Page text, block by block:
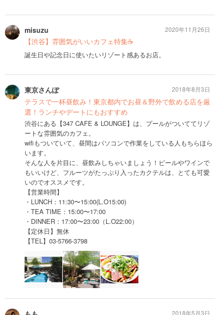
misuzu
【渋谷】雰囲気がいいカフェ特集☕️
誕生日や記念日に使いたいリゾート感あるお店。
2020年11月26日
東京さんぽ
テラスで一杯昼飲み！東京都内でお昼＆野外で飲める店を厳
選！ランチやデートにもおすすめ
渋谷にある【347 CAFE & LOUNGE】は、プールがついててリゾ
ートな雰囲気のカフェ。
wifiもついていて、昼間はパソコンで作業をしている人もちらほら
います。
そんな人を片目に、昼飲みしちゃいましょう！ビールやワインで
もいいけど、フルーツがたっぷり入ったカクテルは、とても可愛
いのでオススメです。
【営業時間】
・LUNCH：11:30〜15:00(L.O15:00)
・TEA TIME：15:00〜17:00
・DINNER：17:00〜23:00（L.O22:00）
【定休日】無休
【TEL】03-5766-3798
2018年8月3日
2018年5月3日